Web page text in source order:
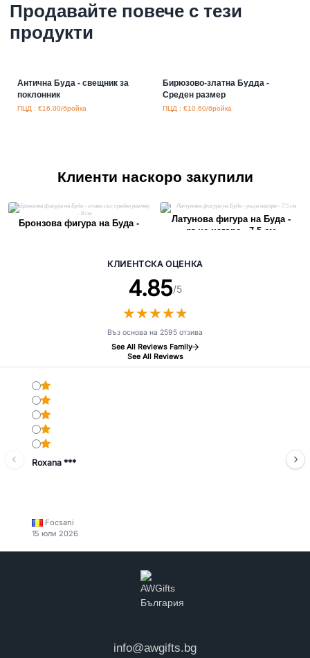
Продавайте повече с тези
продукти
Антична Буда - свещник за
поклонник
ПЦД : €16.00/бройка
Бирюзово-златна Будда -
Среден размер
ПЦД : €10.60/бройка
Клиенти наскоро закупили
Бронзова фигура на Буда -
Латунова фигура на Буда -
ръце нагоре - 7.5 см
КЛИЕНТСКА ОЦЕНКА
4.85/5
★★★★★
★★★★★
Въз основа на 2595 отзива
See All Reviews Family
See All Reviews
Roxana ***
Focsani
15 юли 2026
info@awgifts.bg